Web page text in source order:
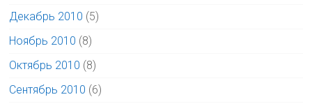
Декабрь 2010 (5)
Ноябрь 2010 (8)
Октябрь 2010 (8)
Сентябрь 2010 (6)